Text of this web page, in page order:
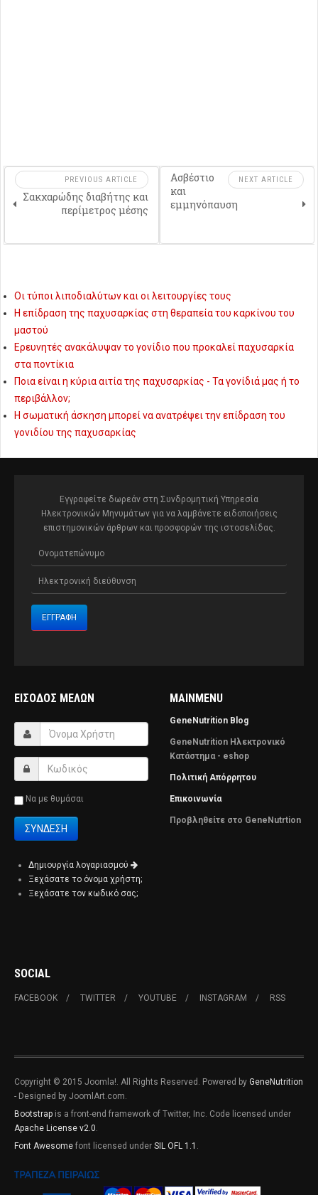
PREVIOUS ARTICLE
Σακχαρώδης διαβήτης και
περίμετρος μέσης
NEXT ARTICLE
Ασβέστιο
και
εμμηνόπαυση
Οι τύποι λιποδιαλύτων και οι λειτουργίες τους
Η επίδραση της παχυσαρκίας στη θεραπεία του καρκίνου του
μαστού
Ερευνητές ανακάλυψαν το γονίδιο που προκαλεί παχυσαρκία
στα ποντίκια
Ποια είναι η κύρια αιτία της παχυσαρκίας - Τα γονίδιά μας ή το
περιβάλλον;
Η σωματική άσκηση μπορεί να ανατρέψει την επίδραση του
γονιδίου της παχυσαρκίας
Εγγραφείτε δωρεάν στη Συνδρομητική Υπηρεσία
Ηλεκτρονικών Μηνυμάτων για να λαμβάνετε ειδοποιήσεις
επιστημονικών άρθρων και προσφορών της ιστοσελίδας.
ΕΊΣΟΔΟΣ ΜΕΛΏΝ
Να με θυμάσαι
Δημιουργία λογαριασμού
Ξεχάσατε το όνομα χρήστη;
Ξεχάσατε τον κωδικό σας;
MAINMENU
GeneNutrition Blog
GeneNutrition Ηλεκτρονικό
Κατάστημα - eshop
Πολιτική Απόρρητου
Επικοινωνία
Προβληθείτε στο GeneNutrtion
SOCIAL
FACEBOOK TWITTER YOUTUBE INSTAGRAM RSS
Copyright © 2015 Joomla!. All Rights Reserved. Powered by GeneNutrition
- Designed by JoomlArt.com.
Bootstrap is a front-end framework of Twitter, Inc. Code licensed under
Apache License v2.0
Font Awesome font licensed under SIL OFL 1.1